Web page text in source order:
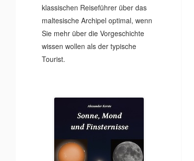
klassischen Reiseführer über das
maltesische Archipel optimal, wenn
Sie mehr über die Vorgeschichte
wissen wollen als der typische
Tourist.